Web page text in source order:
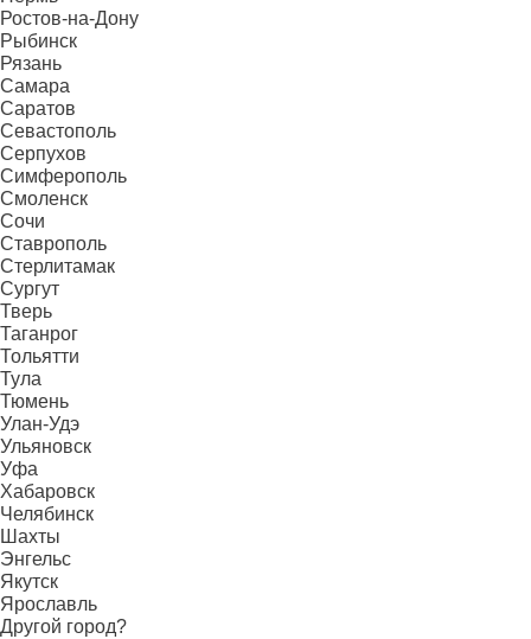
Ростов-на-Дону
Рыбинск
Рязань
Самара
Саратов
Севастополь
Серпухов
Симферополь
Смоленск
Сочи
Ставрополь
Стерлитамак
Сургут
Тверь
Таганрог
Тольятти
Тула
Тюмень
Улан-Удэ
Ульяновск
Уфа
Хабаровск
Челябинск
Шахты
Энгельс
Якутск
Ярославль
Другой город?